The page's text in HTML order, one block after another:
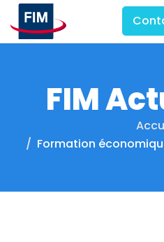
FIM
Formation